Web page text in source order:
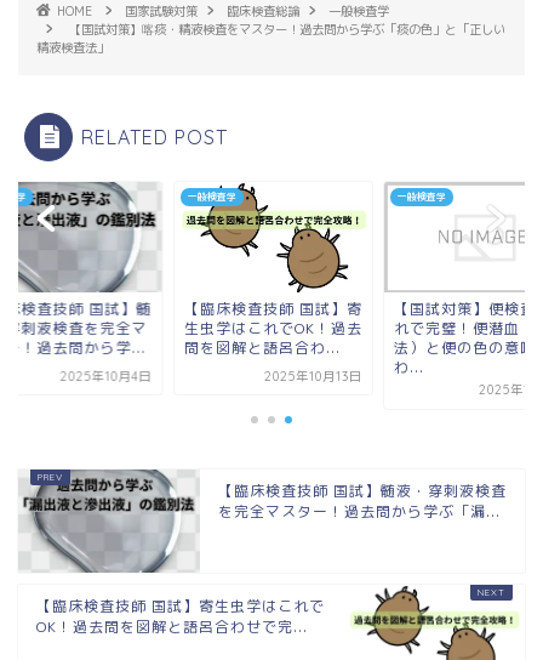
HOME 国家試験対策 臨床検査総論
一般検査学
【国試対策】喀痰・精液検査をマスター！過去問から学ぶ「痰の色」と「正しい
精液検査法」
RELATED POST
査学
床検査技師 国試】髄
穿刺液検査を完全マ
ー！過去問から学...
2025年10月4日
一般検査学
【臨床検査技師 国試】寄
生虫学はこれでOK！過去
問を図解と語呂合わ...
2025年10月13日
一般検査学
【国試対策】便検査
れで完璧！便潜血（
法）と便の色の意味
わ...
2025年10
【臨床検査技師 国試】髄液・穿刺液検査
を完全マスター！過去問から学ぶ「漏...
【臨床検査技師 国試】寄生虫学はこれで
OK！過去問を図解と語呂合わせで完...